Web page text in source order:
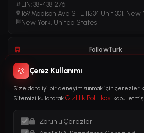
EIN: 38-4381276
169 Madison Ave STE 11534 Unit 301, New
New York, United States
FollowTurk
Vergi No: 611281456
Adalet Mah. Manas Blv. Folkart Towers
İzmir, Türkiye
Kara Para Aklama ile Mücadele
🍪 Çerez Kullanımı
Size daha iyi bir deneyim sunmak için çerezler
Sitemizi kullanarak Gizlilik Politikası kabul
Zorunlu Çerezler